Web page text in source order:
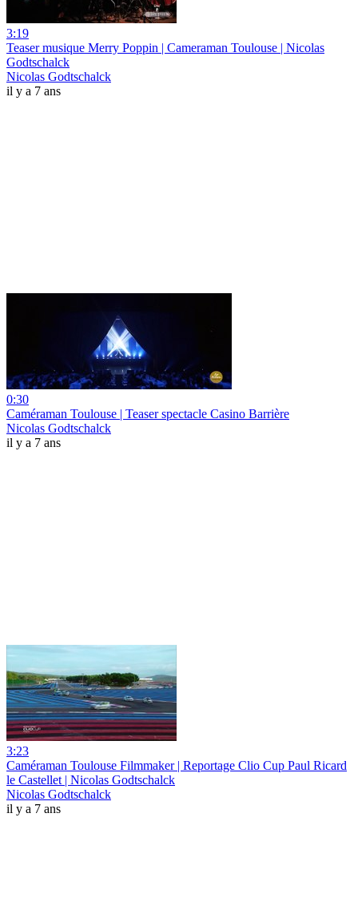
3:19
Teaser musique Merry Poppin | Cameraman Toulouse | Nicolas
Godtschalck
Nicolas Godtschalck
il y a 7 ans
0:30
Caméraman Toulouse | Teaser spectacle Casino Barrière
Nicolas Godtschalck
il y a 7 ans
3:23
Caméraman Toulouse Filmmaker | Reportage Clio Cup Paul Ricard
le Castellet | Nicolas Godtschalck
Nicolas Godtschalck
il y a 7 ans